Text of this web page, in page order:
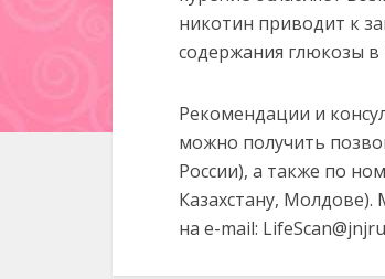
никотин приводит к
содержания глюкозы в
Рекомендации и
можно получить
России), а также по
Казахстану,
на e-mail: